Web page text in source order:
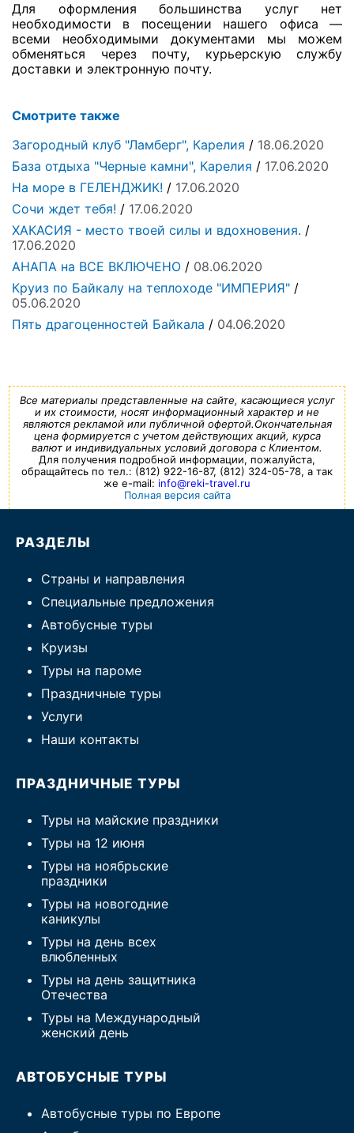
Для оформления большинства услуг нет
необходимости в посещении нашего офиса —
всеми необходимыми документами мы можем
обменяться через почту, курьерскую службу
доставки и электронную почту.
Смотрите также
Загородный клуб "Ламберг", Карелия / 18.06.2020
База отдыха "Черные камни", Карелия / 17.06.2020
На море в ГЕЛЕНДЖИК! / 17.06.2020
Сочи ждет тебя! / 17.06.2020
ХАКАСИЯ - место твоей силы и вдохновения. /
17.06.2020
АНАПА на ВСЕ ВКЛЮЧЕНО / 08.06.2020
Круиз по Байкалу на теплоходе "ИМПЕРИЯ" /
05.06.2020
Пять драгоценностей Байкала / 04.06.2020
Все материалы представленные на сайте, касающиеся услуг
и их стоимости, носят информационный характер и не
являются рекламой или публичной офертой.Окончательная
цена формируется с учетом действующих акций, курса
валют и индивидуальных условий договора с Клиентом.
Для получения подробной информации, пожалуйста,
обращайтесь по тел.: (812) 922-16-87, (812) 324-05-78, а так
же e-mail: info@reki-travel.ru
Полная версия сайта
РАЗДЕЛЫ
Страны и направления
Специальные предложения
Автобусные туры
Круизы
Туры на пароме
Праздничные туры
Услуги
Наши контакты
ПРАЗДНИЧНЫЕ ТУРЫ
Туры на майские праздники
Туры на 12 июня
Туры на ноябрьские
праздники
Туры на новогодние
каникулы
Туры на день всех
влюбленных
Туры на день защитника
Отечества
Туры на Международный
женский день
АВТОБУСНЫЕ ТУРЫ
Автобусные туры по Европе